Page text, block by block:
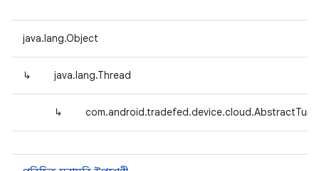
java.lang.Object
↳ java.lang.Thread
↳